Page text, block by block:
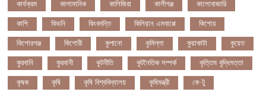
কার্যক্রম কালামানিক কালিজিরা কালীগঞ্জ কালোবাজারি
কাশি কিডনি কিংবদন্তি কিলিয়ান এমবাপ্পে কিশোর
কিশোরগঞ্জ কিশোরী কুপানো কুমিল্লা কুয়াকাটা কুয়েত
কুরবানি কুরবানী কূটনীতি কূটনৈতিক সম্পর্ক কৃত্তিম বুদ্ধিমত্তা
কৃষক কৃষি কৃষি বিশ্ববিদ্যালয় কৃষিমন্ত্রী কে-টু